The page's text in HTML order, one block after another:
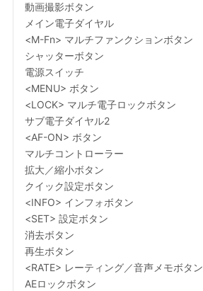
動画撮影ボタン
メイン電子ダイヤル
<M-Fn> マルチファンクションボタン
シャッターボタン
電源スイッチ
<MENU> ボタン
<LOCK> マルチ電子ロックボタン
サブ電子ダイヤル2
<AF-ON> ボタン
マルチコントローラー
拡大／縮小ボタン
クイック設定ボタン
<INFO> インフォボタン
<SET> 設定ボタン
消去ボタン
再生ボタン
<RATE> レーティング／音声メモボタン
AEロックボタン